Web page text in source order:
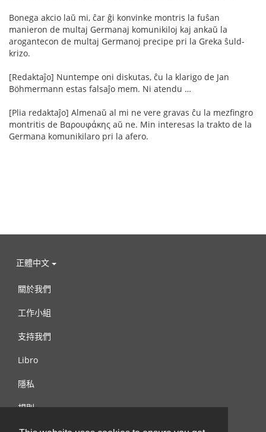
Bonega akcio laŭ mi, ĉar ĝi konvinke montris la fuŝan
manieron de multaj Germanaj komunikiloj kaj ankaŭ la
arogantecon de multaj Germanoj precipe pri la Greka ŝuld-
krizo.
[Redaktaĵo] Nuntempe oni diskutas, ĉu la klarigo de Jan
Böhmermann estas falsaĵo mem. Ni atendu …
[Plia redaktaĵo] Almenaŭ al mi ne vere gravas ĉu la mezfingro
montritis de Βαρουφάκης aŭ ne. Min interesas la trakto de la
Germana komunikilaro pri la afero.
正體中文
關於我們
工作小組
支持我們
Libro
隱私
規則